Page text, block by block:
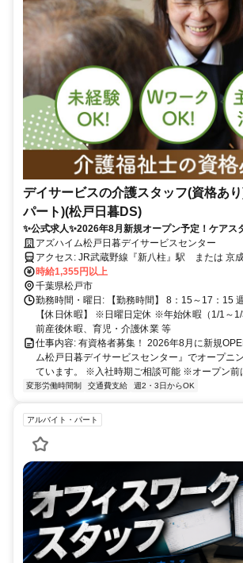
デイサービスの介護スタッフ(資格あり
パート)(松戸日暮DS)
✨公式求人✨2026年8月新規オープン予定！ケアス
集中！週2日勤務から◎幅広い年代のスタッフ活躍！
アズハイム松戸日暮デイサービスセンター
アクセス: JR武蔵野線『新八柱』駅 または 京成松戸線『八柱』駅よ
りとほ8分
時給1,355円以上
千葉県松戸市
勤務時間・曜日: 【勤務時間】 8：15～17：15
【休日休暇】 ※日曜日定休 ※年始休暇（1/1～
前産後休暇、育児・介護休業 等
仕事内容: 有資格者募集！ 2026年8月に新規
ム松戸日暮デイサービスセンター』でオープニ
ています。 ※入社時期ご相談可能 ※オープン前
変形労働時間制 交通費支給 週2・3日からOK
アルバイト・パート